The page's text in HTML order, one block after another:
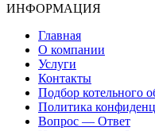
ИНФОРМАЦИЯ
Главная
О компании
Услуги
Контакты
Подбор котельного
Политика
Вопрос — Ответ